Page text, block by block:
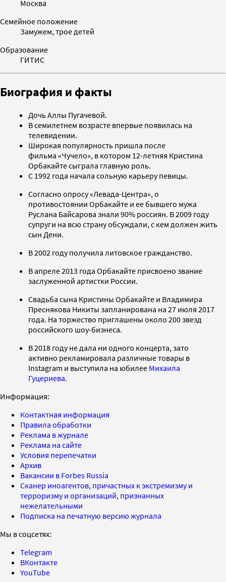
Москва
Семейное положение
Замужем, трое детей
Образование
ГИТИС
Биография и факты
Дочь Аллы Пугачевой.
В семилетнем возрасте впервые появилась на
телевидении.
Широкая популярность пришла после
фильма «Чучело», в котором 12-летняя Кристина
Орбакайте сыграла главную роль.
С 1992 года начала сольную карьеру певицы.
Согласно опросу «Левада-Центра», о
противостоянии Орбакайте и ее бывшего мужа
Руслана Байсарова знали 90% россиян. В 2009 году
супруги на всю страну обсуждали, с кем должен жить
сын Дени.
В 2002 году получила литовское гражданство.
В апреле 2013 года Орбакайте присвоено звание
заслуженной артистки России.
Свадьба сына Кристины Орбакайте и Владимира
Преснякова Никиты запланирована на 27 июля 2017
года. На торжество приглашены около 200 звезд
российского шоу-бизнеса.
В 2018 году не дала ни одного концерта, зато
активно рекламировала различные товары в
Instagram и выступила на юбилее Михаила
Гуцериева.
Информация:
Контактная информация
Правила обработки
Реклама в журнале
Реклама на сайте
Условия перепечатки
Архив
Вакансии в Forbes Russia
Сканер иноагентов, причастных к экстремизму и
терроризму и организаций, признанных
нежелательными
Подписка на печатную версию журнала
Мы в соцсетях:
Telegram
ВКонтакте
YouTube